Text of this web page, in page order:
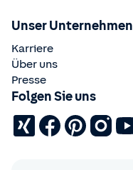
Unser Unternehmen
Karriere
Über uns
Presse
Folgen Sie uns